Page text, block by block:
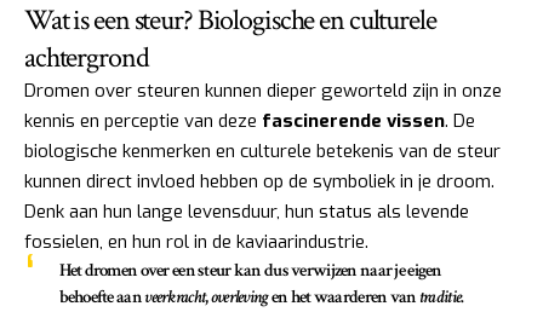
Wat is een steur? Biologische en culturele
achtergrond
Dromen over steuren kunnen dieper geworteld zijn in onze
kennis en perceptie van deze fascinerende vissen. De
biologische kenmerken en culturele betekenis van de steur
kunnen direct invloed hebben op de symboliek in je droom.
Denk aan hun lange levensduur, hun status als levende
fossielen, en hun rol in de kaviaarindustrie.
Het dromen over een steur kan dus verwijzen naar je eigen
behoefte aanveerkracht,overlevingen het waarderen van traditie.